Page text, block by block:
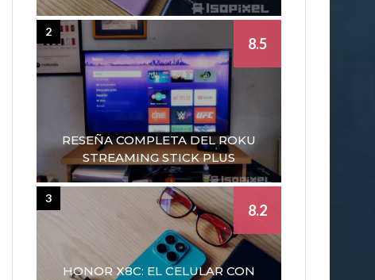
RESEÑA COMPLETA DEL ROKU
STREAMING STICK PLUS
8.5
2
HONOR X8C: EL CELULAR CON
8.2
3